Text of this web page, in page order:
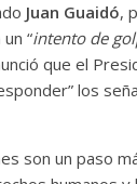
Juan Guaidó,
“intento de
que el
los
son un paso